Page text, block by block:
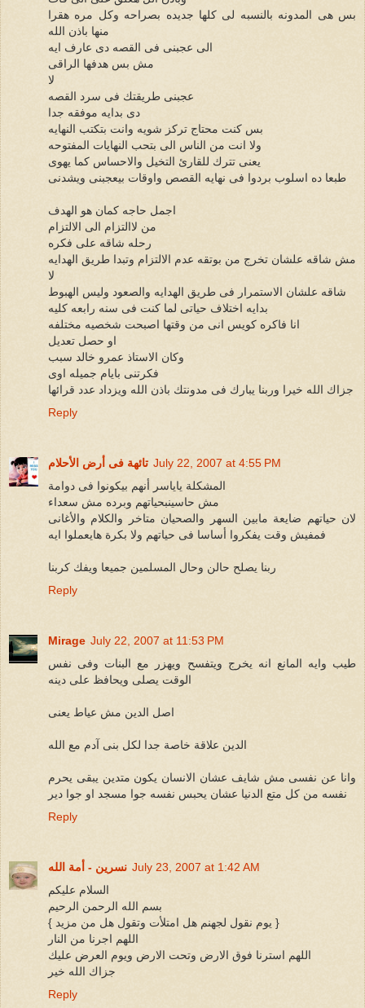
بس هى المدونه بالنسبه لى كلها جديده بصراحه وكل مره هقرا
منها باذن الله
الى عجبنى فى القصه دى عارف ايه
مش بس هدفها الراقى
لا
عجبنى طريقتك فى سرد القصه
دى بدايه موفقه جدا
بس كنت محتاج تركز شويه وانت بتكتب النهايه
ولا انت من الناس الى بتحب النهايات المفتوحه
يعنى تترك للقارئ التخيل والاحساس كما يهوى
طبعا ده اسلوب بردوا فى نهايه القصص واوقات بيعجبنى ويشدنى
اجمل حاجه كمان هو الهدف
من لاالتزام الى الالتزام
رحله شاقه على فكره
مش شاقه علشان تخرج من بوتقه عدم الالتزام وتبدا طريق الهدايه
لا
شاقه علشان الاستمرار فى طريق الهدايه والصعود وليس الهبوط
بدايه اختلاف حياتى لما كنت فى سنه رابعه كليه
انا فاكره كويس انى من وقتها اصبحت شخصيه مختلفه
او حصل تعديل
وكان الاستاذ عمرو خالد سبب
فكرتنى بايام جميله اوى
جزاك الله خيرا وربنا يبارك فى مدونتك باذن الله ويزداد عدد قرائها
Reply
تائهة فى أرض الأحلام July 22, 2007 at 4:55 PM
المشكلة ياياسر أنهم بيكونوا فى دوامة
مش حاسينبحياتهم وبرده مش سعداء
لان حياتهم ضايعة مابين السهر والصحيان متاخر والكلام والأغانى
فمفيش وقت يفكروا أساسا فى حياتهم ولا بكرة هايعملوا ايه
ربنا يصلح حالن وحال المسلمين جميعا ويفك كربنا
Reply
Mirage July 22, 2007 at 11:53 PM
طيب وايه المانع انه يخرج ويتفسح ويهزر مع البنات وفى نفس
الوقت يصلى ويحافظ على دينه
اصل الدين مش عياط يعنى
الدين علاقة خاصة جدا لكل بنى آدم مع الله
وانا عن نفسى مش شايف عشان الانسان يكون متدين يبقى يحرم
نفسه من كل متع الدنيا عشان يحبس نفسه جوا مسجد او جوا دير
Reply
نسرين - أمة الله July 23, 2007 at 1:42 AM
السلام عليكم
بسم الله الرحمن الرحيم
{ يوم نقول لجهنم هل امتلأت وتقول هل من مزيد }
اللهم اجرنا من النار
اللهم استرنا فوق الارض وتحت الارض ويوم العرض عليك
جزاك الله خير
Reply